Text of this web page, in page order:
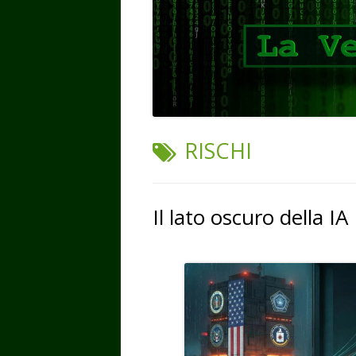
TAG:
RISCHI
Il lato oscuro della IA